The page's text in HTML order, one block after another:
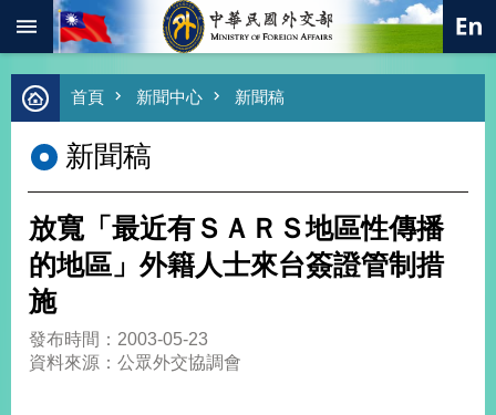
跳到主要內容區塊
進
階
尋
熱
總
合
外
交
首頁 新聞中心 新聞稿
新聞稿
放寬「最近有ＳＡＲＳ地區性傳播
的地區」外籍人士來台簽證管制措
施
發布時間：2003-05-23
資料來源：公眾外交協調會